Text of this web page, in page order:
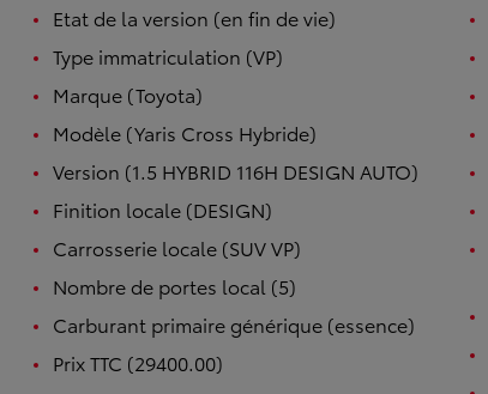
Etat de la version (en fin de vie)
Type immatriculation (VP)
Marque (Toyota)
Modèle (Yaris Cross Hybride)
Version (1.5 HYBRID 116H DESIGN AUTO)
Finition locale (DESIGN)
Carrosserie locale (SUV VP)
Nombre de portes local (5)
Carburant primaire générique (essence)
Prix TTC (29400.00)